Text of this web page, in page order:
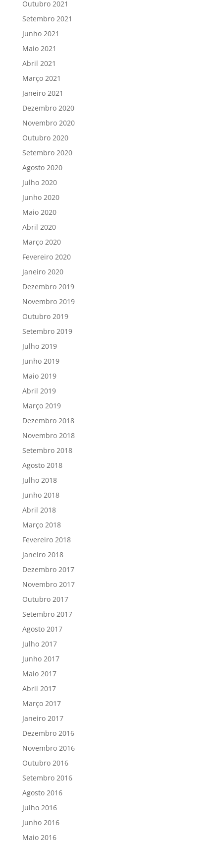
Outubro 2021
Setembro 2021
Junho 2021
Maio 2021
Abril 2021
Março 2021
Janeiro 2021
Dezembro 2020
Novembro 2020
Outubro 2020
Setembro 2020
Agosto 2020
Julho 2020
Junho 2020
Maio 2020
Abril 2020
Março 2020
Fevereiro 2020
Janeiro 2020
Dezembro 2019
Novembro 2019
Outubro 2019
Setembro 2019
Julho 2019
Junho 2019
Maio 2019
Abril 2019
Março 2019
Dezembro 2018
Novembro 2018
Setembro 2018
Agosto 2018
Julho 2018
Junho 2018
Abril 2018
Março 2018
Fevereiro 2018
Janeiro 2018
Dezembro 2017
Novembro 2017
Outubro 2017
Setembro 2017
Agosto 2017
Julho 2017
Junho 2017
Maio 2017
Abril 2017
Março 2017
Janeiro 2017
Dezembro 2016
Novembro 2016
Outubro 2016
Setembro 2016
Agosto 2016
Julho 2016
Junho 2016
Maio 2016